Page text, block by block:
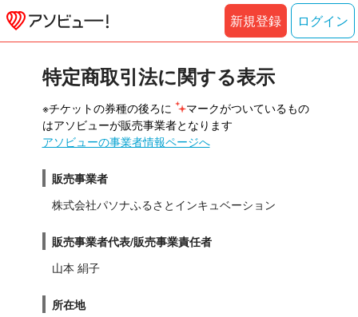
新規登録 ログイン
特定商取引法に関する表示
※チケットの券種の後ろに
マークがついているもの
はアソビューが販売事業者となります
アソビューの事業者情報ページへ
販売事業者
株式会社パソナふるさとインキュベーション
販売事業者代表/販売事業責任者
山本 絹子
所在地